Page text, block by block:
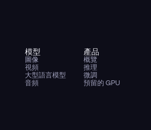
模型
圖像
視頻
大型語言模型
音頻
產品
概覽
推理
微調
預留的 GPU